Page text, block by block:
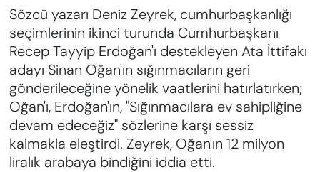
Sözcü yazarı Deniz Zeyrek, cumhurbaşkanlığı
seçimlerinin ikinci turunda Cumhurbaşkanı
Recep Tayyip Erdoğan'ı destekleyen Ata İttifakı
adayı Sinan Oğan'ın sığınmacıların geri
gönderileceğine yönelik vaatlerini hatırlatırken;
Oğan'ı, Erdoğan'ın, "Sığınmacılara ev sahipliğine
devam edeceğiz" sözlerine karşı sessiz
kalmakla eleştirdi. Zeyrek, Oğan'ın 12 milyon
liralık arabaya bindiğini iddia etti.
GÜNDEM
EĞİTİM
KADIN
SAĞLIK
Tüm Manşetler
Son Dakika Haberleri
Haber Arşivi